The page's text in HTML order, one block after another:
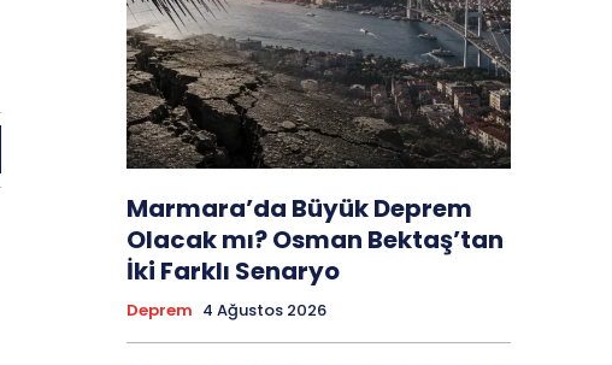
Marmara’da Büyük Deprem
Olacak mı? Osman Bektaş’tan
İki Farklı Senaryo
Deprem 4 Ağustos 2026